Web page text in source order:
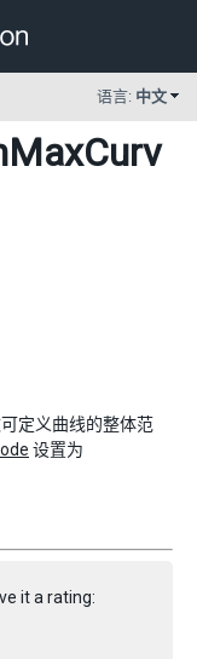
语言: 中文
定义曲线的整体范
设置为
it a rating: